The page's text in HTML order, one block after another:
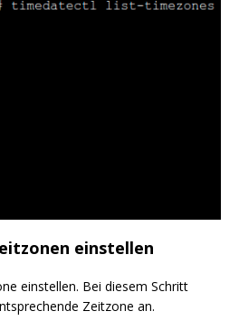
einstellen
einstellen. Bei diesem Schritt
Zeitzone an.